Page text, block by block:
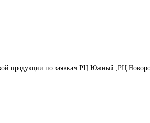
продукции по заявкам РЦ Южный ,РЦ